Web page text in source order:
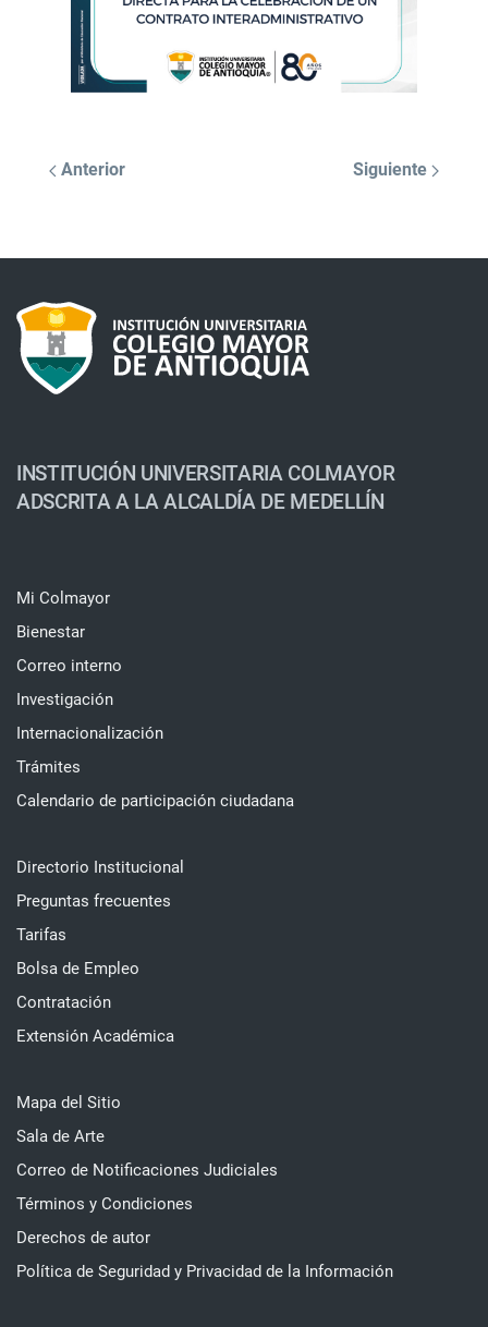
Anterior Siguiente
INSTITUCIÓN UNIVERSITARIA COLMAYOR
ADSCRITA A LA ALCALDÍA DE MEDELLÍN
Mi Colmayor
Bienestar
Correo interno
Investigación
Internacionalización
Trámites
Calendario de participación ciudadana
Directorio Institucional
Preguntas frecuentes
Tarifas
Bolsa de Empleo
Contratación
Extensión Académica
Mapa del Sitio
Sala de Arte
Correo de Notificaciones Judiciales
Términos y Condiciones
Derechos de autor
Política de Seguridad y Privacidad de la Información